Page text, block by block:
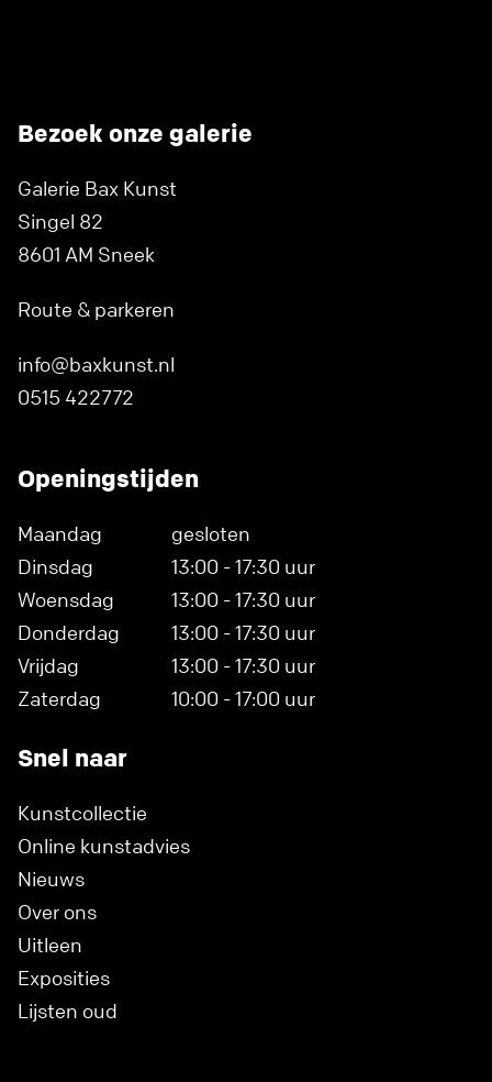
Bezoek onze galerie
Galerie Bax Kunst
Singel 82
8601 AM Sneek
Route & parkeren
info@baxkunst.nl
0515 422772
Openingstijden
Maandag
gesloten
Dinsdag
13:00 - 17:30 uur
Woensdag
13:00 - 17:30 uur
Donderdag
13:00 - 17:30 uur
Vrijdag
13:00 - 17:30 uur
Zaterdag
10:00 - 17:00 uur
Snel naar
Kunstcollectie
Online kunstadvies
Nieuws
Over ons
Uitleen
Exposities
Lijsten oud